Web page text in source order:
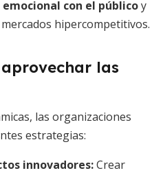
con el públicoy
hipercompetitivos.
las
las organizaciones
estrategias:
innovadores:Crear